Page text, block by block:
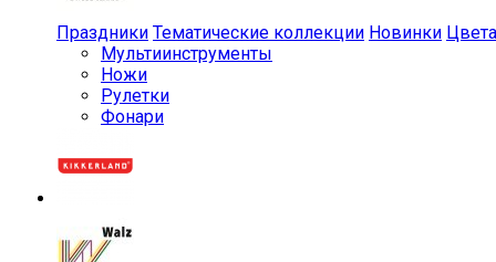
Праздники Тематические коллекции Новинки Цвета
Мульти­инструменты
Ножи
Рулетки
Фонари